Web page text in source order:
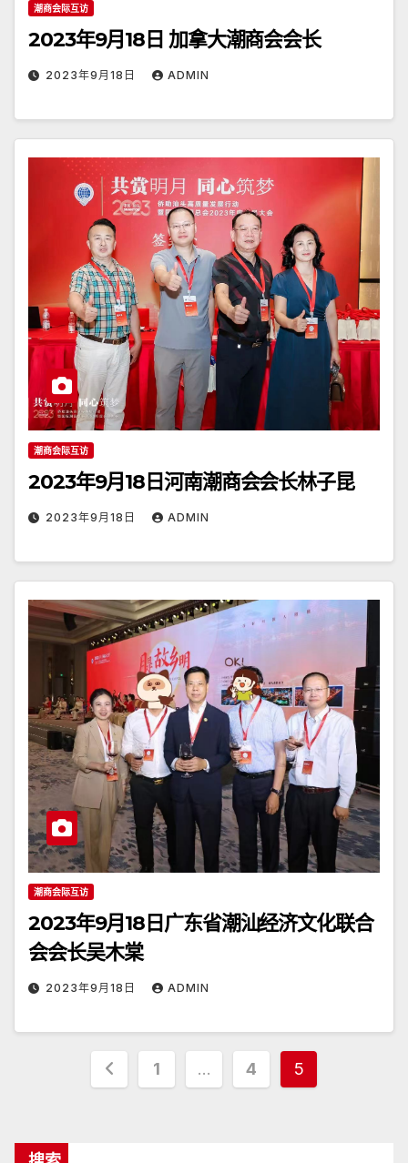
潮商会际互访
2023年9月18日 加拿大潮商会会长
2023年9月18日 ADMIN
潮商会际互访
2023年9月18日河南潮商会会长林子昆
2023年9月18日 ADMIN
潮商会际互访
2023年9月18日广东省潮汕经济文化联合
会会长吴木棠
2023年9月18日 ADMIN
文
1 … 4 5